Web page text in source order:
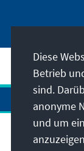
Anschrift
Diese
Betrieb
sind.
anonyme
und um